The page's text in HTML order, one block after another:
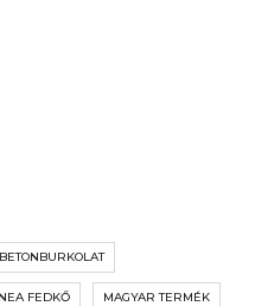
BETONBURKOLAT
FEDKŐ MAGYAR TERMÉK